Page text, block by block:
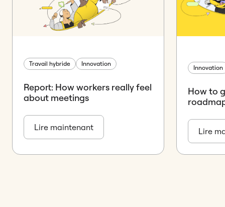
Travail hybride Innovation
Report: How workers really feel
about meetings
Lire maintenant
Innovation
How to
Lire